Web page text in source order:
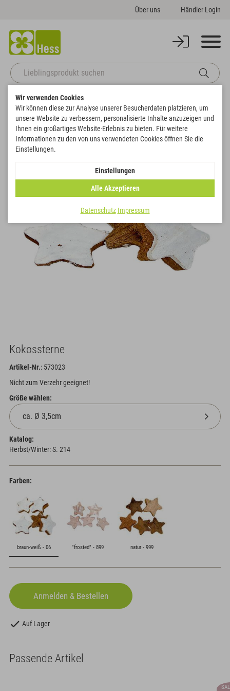
Über uns Händler Login
Startseite Themenwelten
Zurück zur Artikelübersicht
Kokossterne
Artikel-Nr.: 573023
Nicht zum Verzehr geeignet!
Größe wählen:
Katalog:
Herbst/Winter: S. 214
Farben:
braun-weiß - 06 "frosted" - 899 natur - 999
Auf Lager
Passende Artikel
Wir verwenden Cookies
Wir können diese zur Analyse unserer Besucherdaten platzieren, um
unsere Website zu verbessern, personalisierte Inhalte anzuzeigen und
Ihnen ein großartiges Website-Erlebnis zu bieten. Für weitere
Informationen zu den von uns verwendeten Cookies öffnen Sie die
Einstellungen.
Einstellungen
Alle Akzeptieren
Datenschutz Impressum